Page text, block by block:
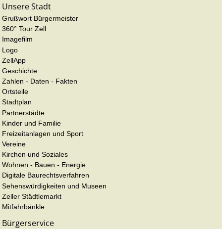
Unsere Stadt
Grußwort Bürgermeister
360° Tour Zell
Imagefilm
Logo
ZellApp
Geschichte
Zahlen - Daten - Fakten
Ortsteile
Stadtplan
Partnerstädte
Kinder und Familie
Freizeitanlagen und Sport
Vereine
Kirchen und Soziales
Wohnen - Bauen - Energie
Digitale Baurechtsverfahren
Sehenswürdigkeiten und Museen
Zeller Städtlemarkt
Mitfahrbänkle
Bürgerservice